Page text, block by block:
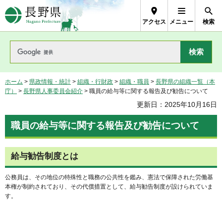
長野県Nagano Prefecture
アクセス メニュー 検索
ホーム > 県政情報・統計 > 組織・行財政 > 組織・職員 > 長野県の組織一覧（本
庁）
> 長野県人事委員会紹介 > 職員の給与等に関する報告及び勧告について
更新日：2025年10月16日
職員の給与等に関する報告及び勧告について
給与勧告制度とは
公務員は、その地位の特殊性と職務の公共性を鑑み、憲法で保障された労働基
本権が制約されており、その代償措置として、給与勧告制度が設けられていま
す。